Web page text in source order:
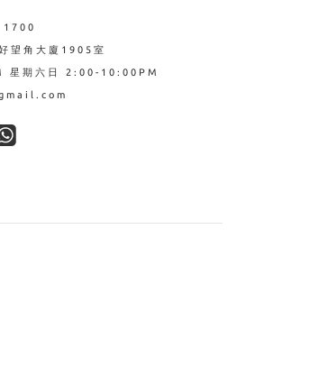
望角大廈1905室
星期六日 2:00-10:00PM